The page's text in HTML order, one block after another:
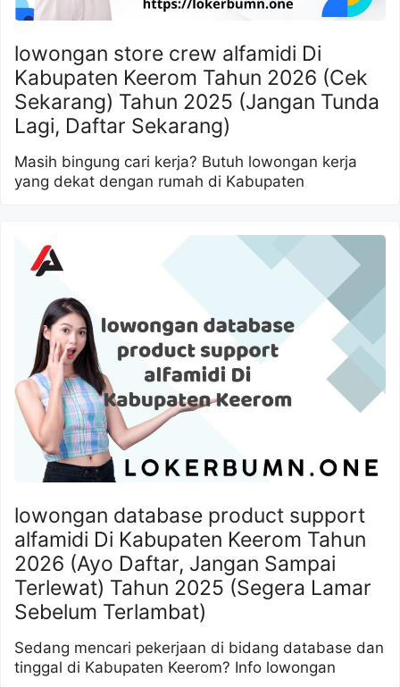
lowongan store crew alfamidi Di
Kabupaten Keerom Tahun 2026 (Cek
Sekarang) Tahun 2025 (Jangan Tunda
Lagi, Daftar Sekarang)
Masih bingung cari kerja? Butuh lowongan kerja
yang dekat dengan rumah di Kabupaten
lowongan database product support
alfamidi Di Kabupaten Keerom Tahun
2026 (Ayo Daftar, Jangan Sampai
Terlewat) Tahun 2025 (Segera Lamar
Sebelum Terlambat)
Sedang mencari pekerjaan di bidang database dan
tinggal di Kabupaten Keerom? Info lowongan